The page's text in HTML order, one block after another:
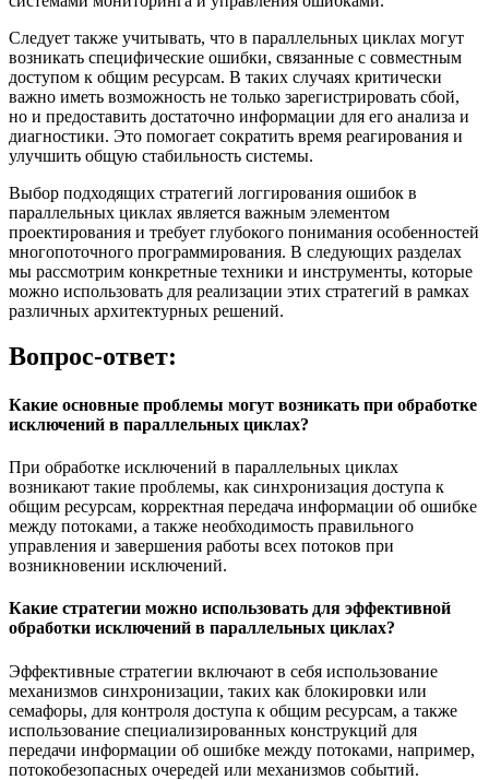
Следует также учитывать, что в параллельных циклах могут
возникать специфические ошибки, связанные с совместным
доступом к общим ресурсам. В таких случаях критически
важно иметь возможность не только зарегистрировать сбой,
но и предоставить достаточно информации для его анализа и
диагностики. Это помогает сократить время реагирования и
улучшить общую стабильность системы.
Выбор подходящих стратегий логгирования ошибок в
параллельных циклах является важным элементом
проектирования и требует глубокого понимания особенностей
многопоточного программирования. В следующих разделах
мы рассмотрим конкретные техники и инструменты, которые
можно использовать для реализации этих стратегий в рамках
различных архитектурных решений.
Вопрос-ответ:
Какие основные проблемы могут возникать при обработке
исключений в параллельных циклах?
При обработке исключений в параллельных циклах
возникают такие проблемы, как синхронизация доступа к
общим ресурсам, корректная передача информации об ошибке
между потоками, а также необходимость правильного
управления и завершения работы всех потоков при
возникновении исключений.
Какие стратегии можно использовать для эффективной
обработки исключений в параллельных циклах?
Эффективные стратегии включают в себя использование
механизмов синхронизации, таких как блокировки или
семафоры, для контроля доступа к общим ресурсам, а также
использование специализированных конструкций для
передачи информации об ошибке между потоками, например,
потокобезопасных очередей или механизмов событий.